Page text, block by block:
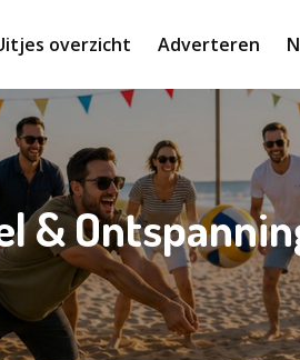
overzicht Adverteren
&